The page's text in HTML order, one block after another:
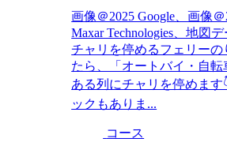
画像＠2025 Google、画像＠
Maxar Technologies、地図
チャリを停めるフェリーの
たら、「オートバイ・自
ある列にチャリを停めます
ックもありま...
コース